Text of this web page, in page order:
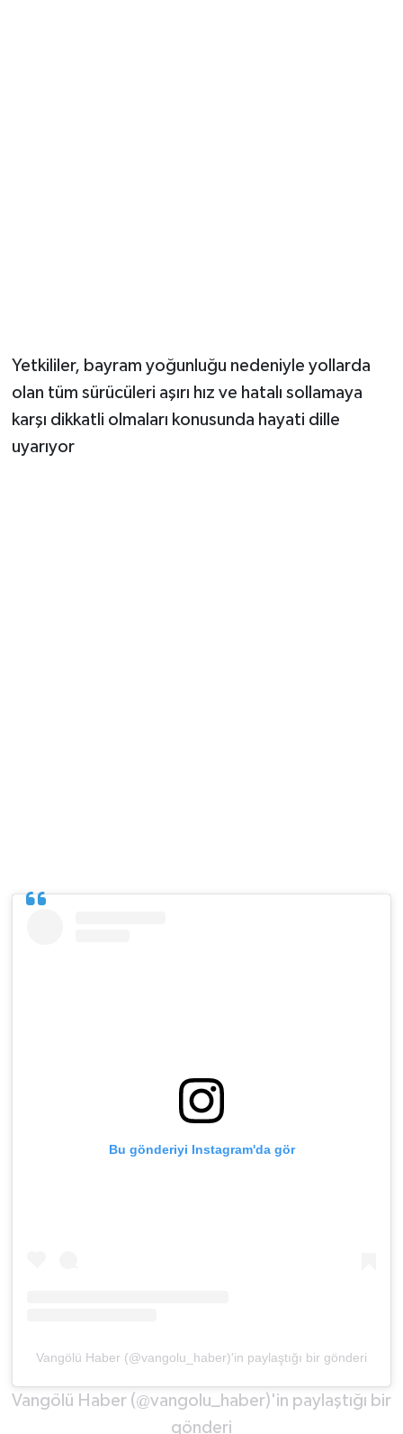
Yetkililer, bayram yoğunluğu nedeniyle yollarda
olan tüm sürücüleri aşırı hız ve hatalı sollamaya
karşı dikkatli olmaları konusunda hayati dille
uyarıyor
Bu gönderiyi Instagram'da gör
Vangölü Haber (@vangolu_haber)'in paylaştığı bir gönderi
Vangölü Haber (@vangolu_haber)'in paylaştığı bir
gönderi